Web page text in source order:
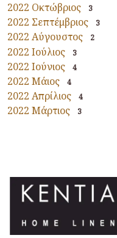
2022 Οκτώβριος 3
2022 Σεπτέμβριος 3
2022 Αύγουστος 2
2022 Ιούλιος 3
2022 Ιούνιος 4
2022 Μάιος 4
2022 Απρίλιος 4
2022 Μάρτιος 3